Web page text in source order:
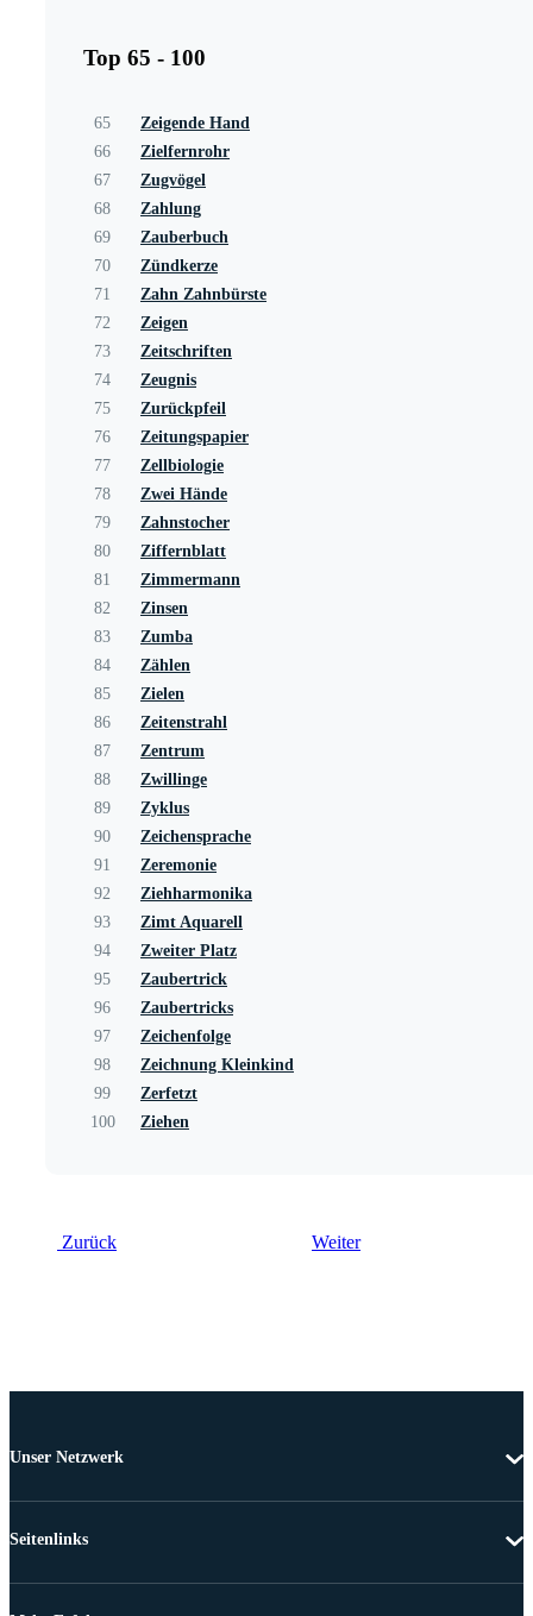
Top 65 - 100
65
Zeigende Hand
66
Zielfernrohr
67
Zugvögel
68
Zahlung
69
Zauberbuch
70
Zündkerze
71
Zahn Zahnbürste
72
Zeigen
73
Zeitschriften
74
Zeugnis
75
Zurückpfeil
76
Zeitungspapier
77
Zellbiologie
78
Zwei Hände
79
Zahnstocher
80
Ziffernblatt
81
Zimmermann
82
Zinsen
83
Zumba
84
Zählen
85
Zielen
86
Zeitenstrahl
87
Zentrum
88
Zwillinge
89
Zyklus
90
Zeichensprache
91
Zeremonie
92
Ziehharmonika
93
Zimt Aquarell
94
Zweiter Platz
95
Zaubertrick
96
Zaubertricks
97
Zeichenfolge
98
Zeichnung Kleinkind
99
Zerfetzt
100
Ziehen
Zurück Weiter
Unser Netzwerk
Seitenlinks